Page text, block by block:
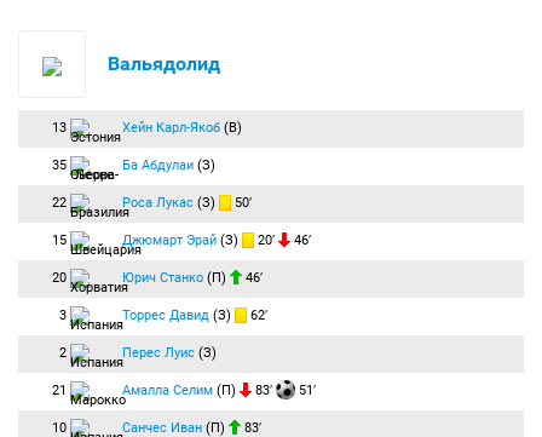
Вальядолид
13 Хейн Карл-Якоб (В)
35 Ба Абдулаи (З)
22 Роса Лукас (З) 50′
15 Джюмарт Эрай (З) 20′ 46′
20 Юрич Станко (П) 46′
3 Торрес Давид (З) 62′
2 Перес Луис (З)
21 Амалла Селим (П) 83′ 51′
10 Санчес Иван (П) 83′